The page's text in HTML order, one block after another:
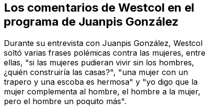
Los comentarios de Westcol en el
programa de Juanpis González
Durante su entrevista con Juanpis González, Westcol
soltó varias frases polémicas contra las mujeres, entre
ellas, "si las mujeres pudieran vivir sin los hombres,
¿quién construiría las casas?", "una mujer con un
trapero y una escoba es hermosa" y "yo digo que la
mujer complementa al hombre, el hombre a la mujer,
pero el hombre un poquito más".